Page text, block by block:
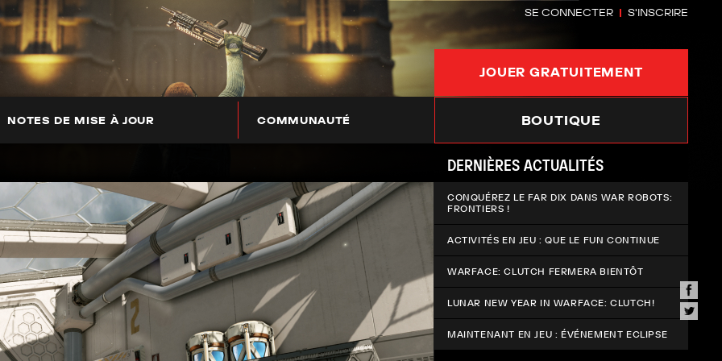
SE CONNECTER S'INSCRIRE
JOUER GRATUITEMENT
NOTES DE MISE À JOUR COMMUNAUTÉ BOUTIQUE
DERNIÈRES ACTUALITÉS
CONQUÉREZ LE FAR DIX DANS WAR ROBOTS:
FRONTIERS !
ACTIVITÉS EN JEU : QUE LE FUN CONTINUE
WARFACE: CLUTCH FERMERA BIENTÔT
LUNAR NEW YEAR IN WARFACE: CLUTCH!
MAINTENANT EN JEU : ÉVÉNEMENT ECLIPSE